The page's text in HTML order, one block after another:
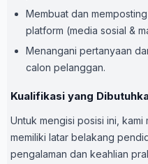
Membuat dan
platform (media sosial &
Menangani pertanyaan
calon pelanggan.
Kualifikasi yang
Untuk mengisi posisi ini,
memiliki latar belakang
pengalaman dan keahlian